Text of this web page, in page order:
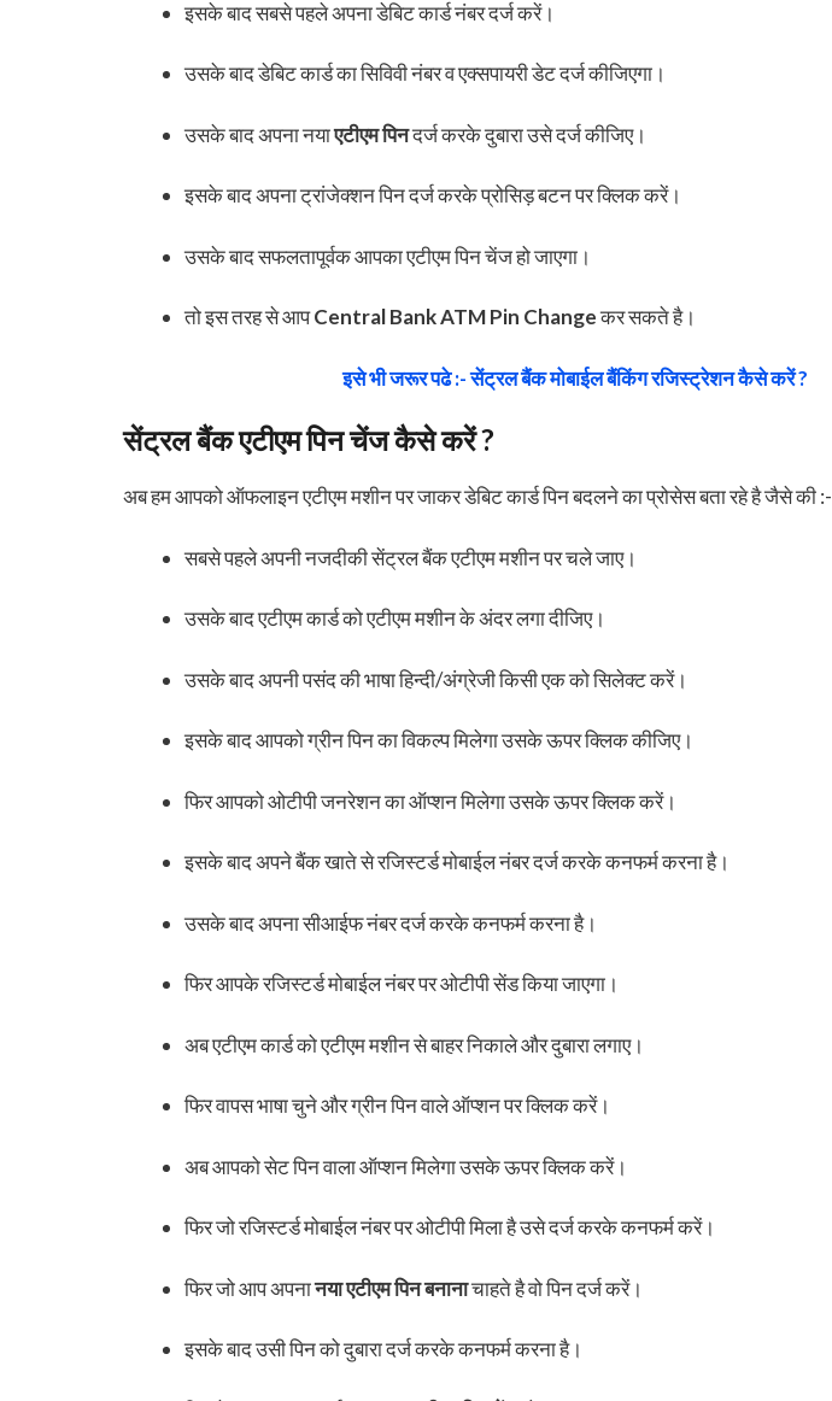
इसके बाद सबसे पहले अपना डेबिट कार्ड नंबर दर्ज करें।
उसके बाद डेबिट कार्ड का सिविवी नंबर व एक्सपायरी डेट दर्ज कीजिएगा।
उसके बाद अपना नयाएटीएम पिनदर्ज करके दुबारा उसे दर्ज कीजिए।
इसके बाद अपना ट्रांजेक्शन पिन दर्ज करके प्रोसिड़ बटन पर क्लिक करें।
उसके बाद सफलतापूर्वक आपका एटीएम पिन चेंज हो जाएगा।
तो इस तरह से आपCentral Bank ATM Pin Changeकर सकते है।
इसे भी जरूर पढे :- सेंट्रल बैंक मोबाईल बैंकिंग रजिस्ट्रेशन कैसे करें ?
सेंट्रल बैंक एटीएम पिन चेंज कैसे करें ?
अब हम आपको ऑफलाइन एटीएम मशीन पर जाकर डेबिट कार्ड पिन बदलने का प्रोसेस बता रहे है जैसे की :-
सबसे पहले अपनी नजदीकी सेंट्रल बैंक एटीएम मशीन पर चले जाए।
उसके बाद एटीएम कार्ड को एटीएम मशीन के अंदर लगा दीजिए।
उसके बाद अपनी पसंद की भाषा हिन्दी/अंग्रेजी किसी एक को सिलेक्ट करें।
इसके बाद आपको ग्रीन पिन का विकल्प मिलेगा उसके ऊपर क्लिक कीजिए।
फिर आपको ओटीपी जनरेशन का ऑप्शन मिलेगा उसके ऊपर क्लिक करें।
इसके बाद अपने बैंक खाते से रजिस्टर्ड मोबाईल नंबर दर्ज करके कनफर्म करना है।
उसके बाद अपना सीआईफ नंबर दर्ज करके कनफर्म करना है।
फिर आपके रजिस्टर्ड मोबाईल नंबर पर ओटीपी सेंड किया जाएगा।
अब एटीएम कार्ड को एटीएम मशीन से बाहर निकाले और दुबारा लगाए।
फिर वापस भाषा चुने और ग्रीन पिन वाले ऑप्शन पर क्लिक करें।
अब आपको सेट पिन वाला ऑप्शन मिलेगा उसके ऊपर क्लिक करें।
फिर जो रजिस्टर्ड मोबाईल नंबर पर ओटीपी मिला है उसे दर्ज करके कनफर्म करें।
फिर जो आप अपनानया एटीएम पिन बनानाचाहते है वो पिन दर्ज करें।
इसके बाद उसी पिन को दुबारा दर्ज करके कनफर्म करना है।